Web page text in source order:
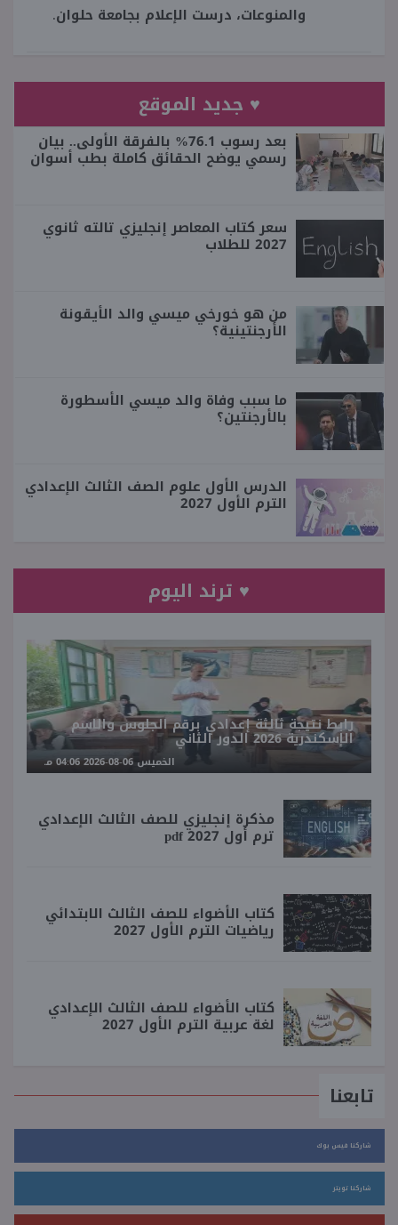
والمنوعات، درست الإعلام بجامعة حلوان.
♥ جديد الموقع
بعد رسوب 76.1% بالفرقة الأولى.. بيان
رسمي يوضح الحقائق كاملة بطب أسوان
سعر كتاب المعاصر إنجليزي تالته ثانوي
2027 للطلاب
من هو خورخي ميسي والد الأيقونة
الأرجنتينية؟
ما سبب وفاة والد ميسي الأسطورة
بالأرجنتين؟
الدرس الأول علوم الصف الثالث الإعدادي
الترم الأول 2027
♥ ترند اليوم
رابط نتيجة ثالثة إعدادي برقم الجلوس والاسم
الإسكندرية 2026 الدور الثاني
الخميس 06-08-2026 04:06 مـ
مذكرة إنجليزي للصف الثالث الإعدادي
ترم أول 2027 pdf
كتاب الأضواء للصف الثالث الابتدائي
رياضيات الترم الأول 2027
كتاب الأضواء للصف الثالث الإعدادي
لغة عربية الترم الأول 2027
تابعنا
شاركنا فيس بوك
شاركنا تويتر